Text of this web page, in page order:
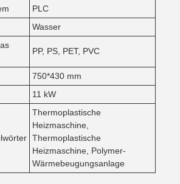
PLC
Wasser
PP, PS, PET, PVC
750*430 mm
11 kW
Thermoplastische
Heizmaschine,
Thermoplastische
Heizmaschine, Polymer-
Wärmebeugungsanlage